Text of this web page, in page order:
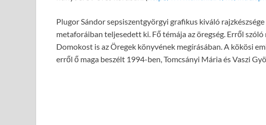
Plugor Sándor sepsiszentgyörgyi grafikus kiváló
metaforáiban teljesedett ki. Fő témája az öregség. Erről
Domokost is az Öregek könyvének megírásában. A kökösi
erről ő maga beszélt 1994-ben, Tomcsányi Mária és Vaszi